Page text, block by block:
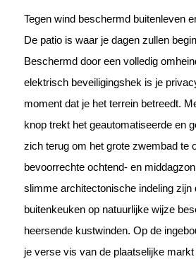
Tegen wind beschermd buitenleven
De patio is waar je dagen zullen
Beschermd door een volledig
elektrisch beveiligingshek is je
moment dat je het terrein betreedt.
knop trekt het geautomatiseerde en
zich terug om het grote zwembad te
bevoorrechte ochtend- en
slimme architectonische indeling zijn
buitenkeuken op natuurlijke wijze
heersende kustwinden. Op de
je verse vis van de plaatselijke markt